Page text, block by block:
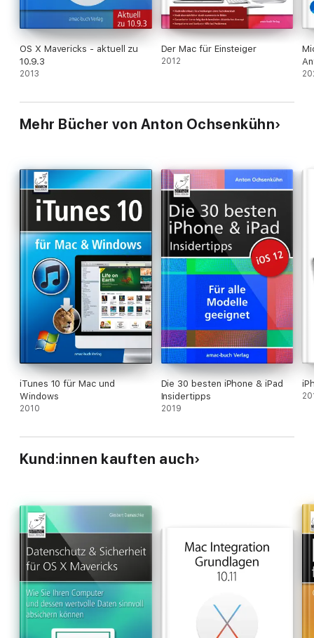
OS X Mavericks - aktuell zu
10.9.3
2013
Der Mac für Einsteiger
2012
Mehr Bücher von Anton Ochsenkühn
iTunes 10 für Mac und
Windows
2010
Die 30 besten iPhone & iPad
Insidertipps
2019
Kund:innen kauften auch